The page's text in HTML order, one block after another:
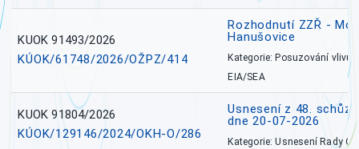
KUOK 91493/2026
KÚOK/61748/2026/OŽPZ/414
Rozhodnutí ZZŘ -
Hanušovice
Kategorie: Posuzování vlivů
EIA/SEA
KUOK 91804/2026
KÚOK/129146/2024/OKH-O/286
Usnesení z 48.
dne 20-07-2026
Kategorie: Usnesení Rady